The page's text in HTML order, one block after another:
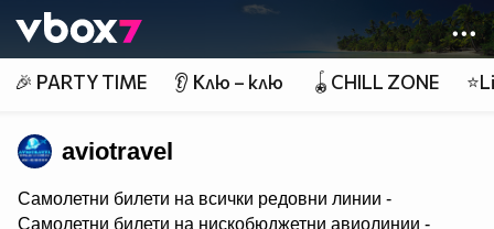
👾
🎉 PARTY TIME 👂 Клю – клю 🪀CHILL ZONE
aviotravel
Самолетни билети на всички редовни линии -
Самолетни билети на нискобюджетни авиолинии -